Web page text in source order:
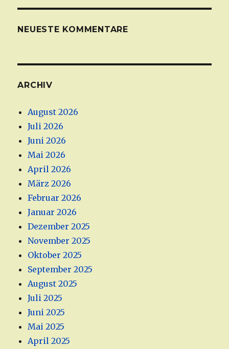
NEUESTE KOMMENTARE
ARCHIV
August 2026
Juli 2026
Juni 2026
Mai 2026
April 2026
März 2026
Februar 2026
Januar 2026
Dezember 2025
November 2025
Oktober 2025
September 2025
August 2025
Juli 2025
Juni 2025
Mai 2025
April 2025